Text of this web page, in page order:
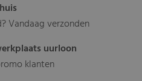
Vandaag verzonden
uurloon
klanten